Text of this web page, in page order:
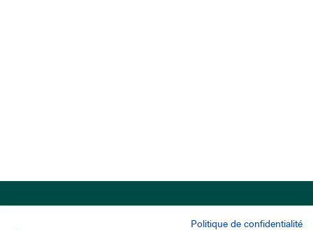
Politique de confidentialité